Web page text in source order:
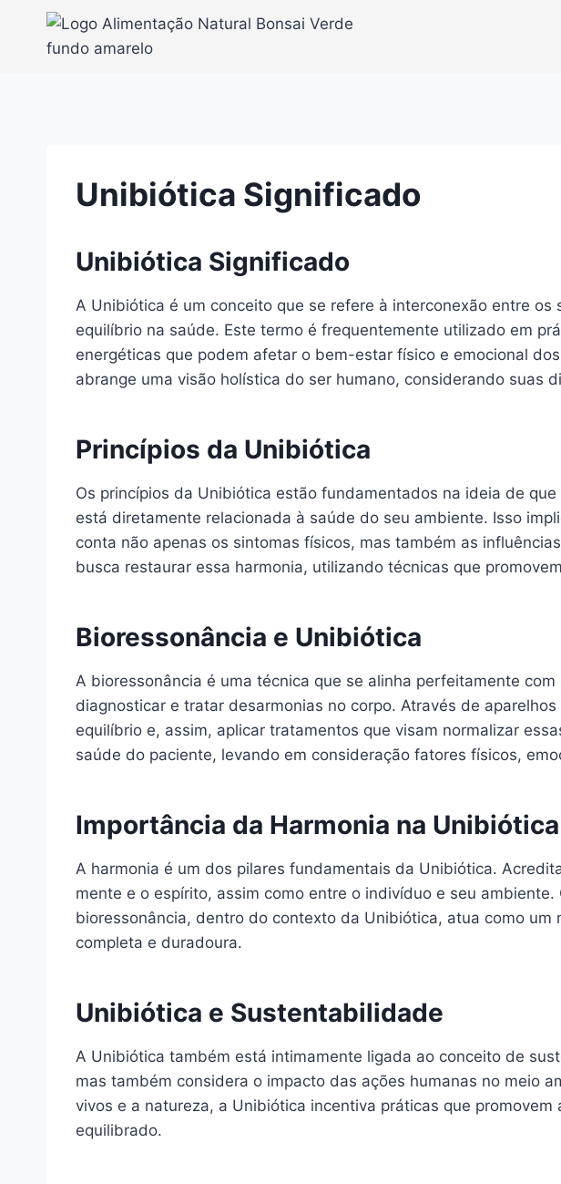
Unibiótica Significado
Unibiótica Significado
A Unibiótica é um conceito que se refere à interconexão entre
equilíbrio na saúde. Este termo é frequentemente utilizado em
energéticas que podem afetar o bem-estar físico e emocional
abrange uma visão holística do ser humano, considerando suas
Princípios da Unibiótica
Os princípios da Unibiótica estão fundamentados na ideia de
está diretamente relacionada à saúde do seu ambiente. Isso
conta não apenas os sintomas físicos, mas também as
busca restaurar essa harmonia, utilizando técnicas que
Bioressonância e Unibiótica
A bioressonância é uma técnica que se alinha perfeitamente
diagnosticar e tratar desarmonias no corpo. Através de
equilíbrio e, assim, aplicar tratamentos que visam normalizar
saúde do paciente, levando em consideração fatores físicos,
Importância da Harmonia na Unibiótica
A harmonia é um dos pilares fundamentais da Unibiótica.
mente e o espírito, assim como entre o indivíduo e seu
bioressonância, dentro do contexto da Unibiótica, atua como
completa e duradoura.
Unibiótica e Sustentabilidade
A Unibiótica também está intimamente ligada ao conceito de
mas também considera o impacto das ações humanas no meio
vivos e a natureza, a Unibiótica incentiva práticas que
equilibrado.